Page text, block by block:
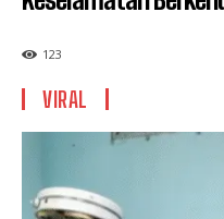
123
VIRAL